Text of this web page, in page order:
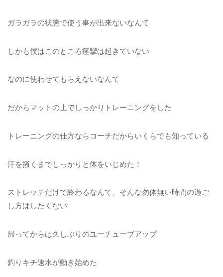
ガラガラの状態で使う事が出来ないなんて
しかも僕はこのところ痙攣は起きていない
なのに使わせてもらえないなんて
だからマットの上でしっかりトレーニングをした
トレーニングの仕方ならコーチだからいくらでも知っている
汗を掻くまでしっかりと体をいじめた！
ストレッチだけで終わるなんて、そんな勿体無い時間の過ご
し方はしたくない
帰ってからは久しぶりのユーチューブアップ
釣りキチ速水が動き始めた